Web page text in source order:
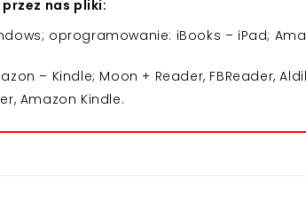
nas pliki:
oprogramowanie: iBooks – iPad;
– Kindle; Moon + Reader, FBReader,
Amazon Kindle.